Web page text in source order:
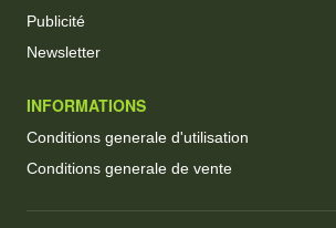
Publicité
Newsletter
INFORMATIONS
Conditions generale d'utilisation
Conditions generale de vente